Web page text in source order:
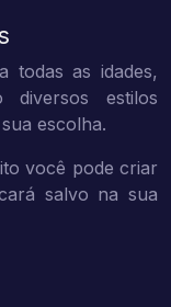
todas as idades,
diversos estilos
escolha.
você pode criar
salvo na sua